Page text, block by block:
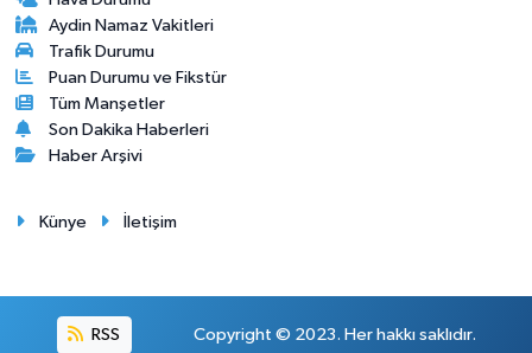
Aydin Namaz Vakitleri
Trafik Durumu
Puan Durumu ve Fikstür
Tüm Manşetler
Son Dakika Haberleri
Haber Arşivi
Künye İletişim
RSS Copyright © 2023. Her hakkı saklıdır.